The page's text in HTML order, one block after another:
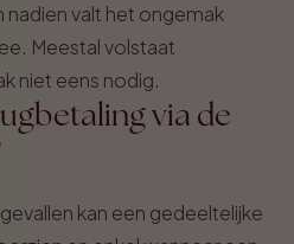
nadien valt het ongemak
Meestal volstaat
niet eens nodig.
via de
kan een gedeeltelijke